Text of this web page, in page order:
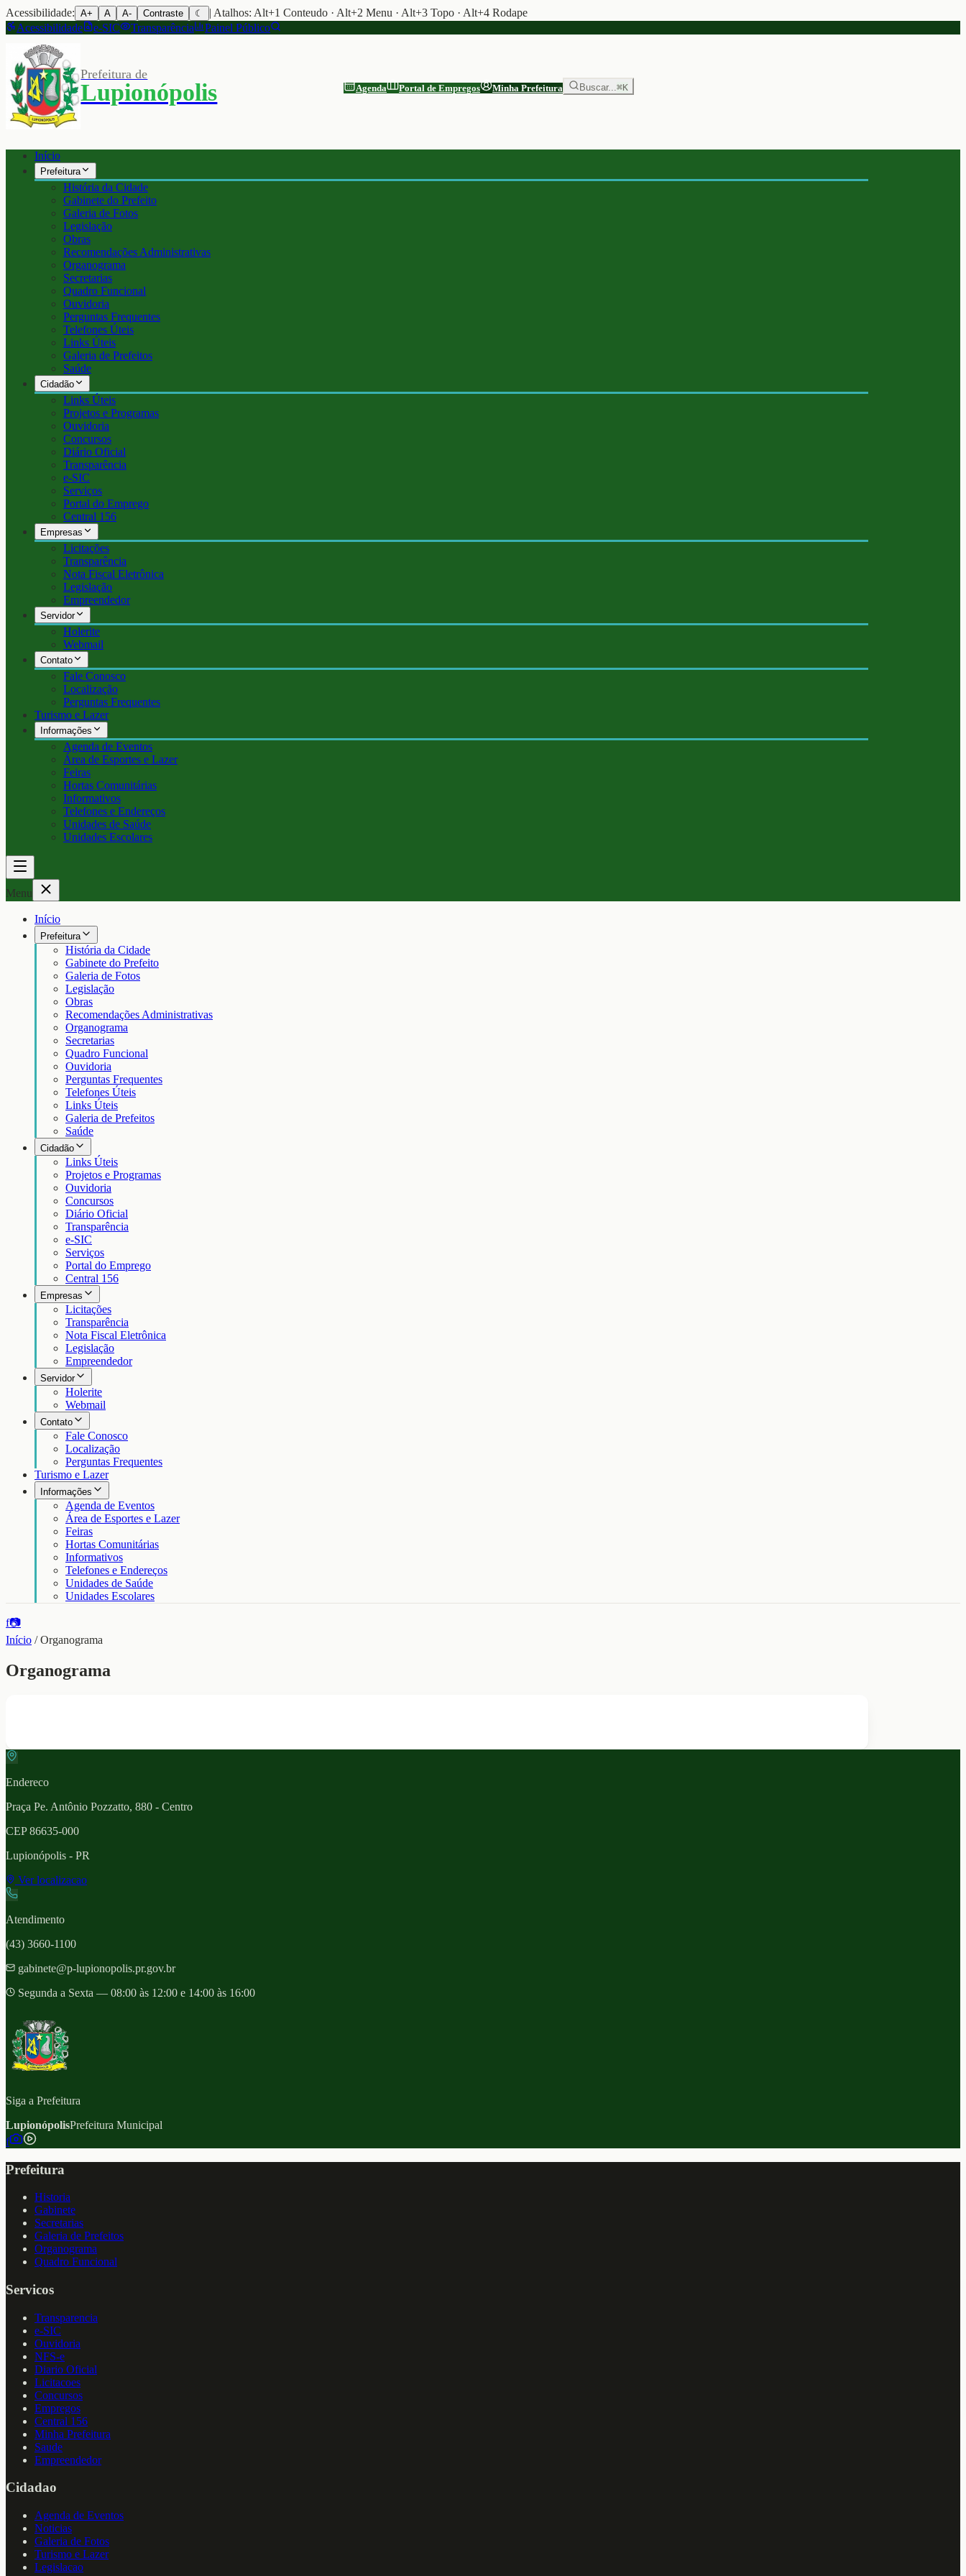
Acessibilidade: A+ A A- Contraste ☾
| Atalhos: Alt+1 Conteudo · Alt+2 Menu · Alt+3 Topo · Alt+4 Rodape
Acessibilidade
e-SIC Transparência Painel Público
Prefeitura de
Lupionópolis Agenda Portal de Empregos Minha Prefeitura Buscar...⌘K
Início
Prefeitura
História da Cidade
Gabinete do Prefeito
Galeria de Fotos
Legislação
Obras
Recomendações Administrativas
Organograma
Secretarias
Quadro Funcional
Ouvidoria
Perguntas Frequentes
Telefones Úteis
Links Úteis
Galeria de Prefeitos
Saúde
Cidadão
Links Úteis
Projetos e Programas
Ouvidoria
Concursos
Diário Oficial
Transparência
e-SIC
Serviços
Portal do Emprego
Central 156
Empresas
Licitações
Transparência
Nota Fiscal Eletrônica
Legislação
Empreendedor
Servidor
Holerite
Webmail
Contato
Fale Conosco
Localização
Perguntas Frequentes
Turismo e Lazer
Informações
Agenda de Eventos
Área de Esportes e Lazer
Feiras
Hortas Comunitárias
Informativos
Telefones e Endereços
Unidades de Saúde
Unidades Escolares
Menu
Início
Prefeitura
História da Cidade
Gabinete do Prefeito
Galeria de Fotos
Legislação
Obras
Recomendações Administrativas
Organograma
Secretarias
Quadro Funcional
Ouvidoria
Perguntas Frequentes
Telefones Úteis
Links Úteis
Galeria de Prefeitos
Saúde
Cidadão
Links Úteis
Projetos e Programas
Ouvidoria
Concursos
Diário Oficial
Transparência
e-SIC
Serviços
Portal do Emprego
Central 156
Empresas
Licitações
Transparência
Nota Fiscal Eletrônica
Legislação
Empreendedor
Servidor
Holerite
Webmail
Contato
Fale Conosco
Localização
Perguntas Frequentes
Turismo e Lazer
Informações
Agenda de Eventos
Área de Esportes e Lazer
Feiras
Hortas Comunitárias
Informativos
Telefones e Endereços
Unidades de Saúde
Unidades Escolares
f📷
Início /Organograma
Organograma
Endereco
Praça Pe. Antônio Pozzatto, 880 - Centro
CEP86635-000
Lupionópolis - PR
Ver localizacao
Atendimento
(43) 3660-1100
gabinete@p-lupionopolis.pr.gov.br
Segunda a Sexta — 08:00 às 12:00 e 14:00 às 16:00
Siga a Prefeitura
LupionópolisPrefeitura Municipal
f
Prefeitura
Historia
Gabinete
Secretarias
Galeria de Prefeitos
Organograma
Quadro Funcional
Servicos
Transparencia
e-SIC
Ouvidoria
NFS-e
Diario Oficial
Licitacoes
Concursos
Empregos
Central 156
Minha Prefeitura
Saude
Empreendedor
Cidadao
Agenda de Eventos
Noticias
Galeria de Fotos
Turismo e Lazer
Legislacao